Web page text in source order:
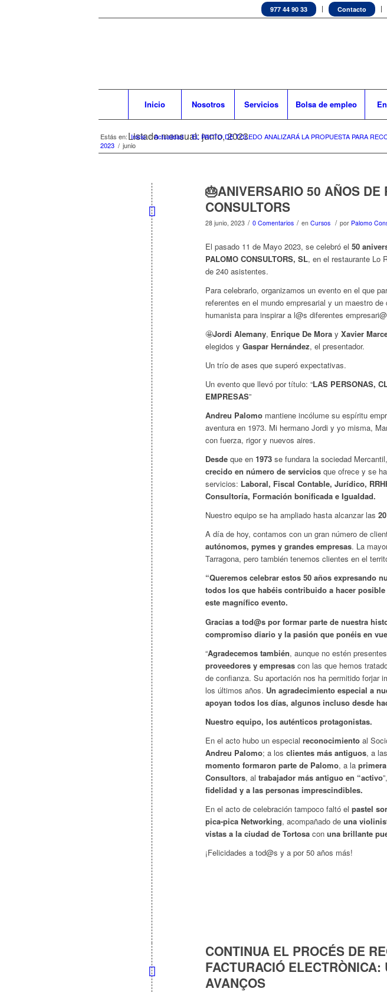
977 44 90 33 Contacto
Inicio Nosotros Servicios Bolsa de empleo
Listado mensual: junio, 2023
Estás en: Inicio / Actualidad / EL PACTO DE TOLEDO ANALIZARÁ LA PROPUESTA PARA
2023 / junio
🎂ANIVERSARIO 50 AÑOS DE
CONSULTORS
28 junio, 2023 / 0 Comentarios / en Cursos / por Palomo
El pasado 11 de Mayo 2023, se celebró el 50
PALOMO CONSULTORS, SL, en el restaurante Lo
de 240 asistentes.
Para celebrarlo, organizamos un evento en el que
referentes en el mundo empresarial y un maestro
humanista para inspirar a l@s diferentes
🤩Jordi Alemany, Enrique De Mora y Xavier
elegidos y Gaspar Hernández, el presentador.
Un trío de ases que superó expectativas.
Un evento que llevó por título: “LAS PERSONAS,
EMPRESAS”
Andreu Palomo mantiene incólume su espíritu
aventura en 1973. Mi hermano Jordi y yo misma,
con fuerza, rigor y nuevos aires.
Desde que en 1973 se fundara la sociedad Mercantil,
crecido en número de servicios que ofrece y se
servicios: Laboral, Fiscal Contable, Jurídico,
Consultoría, Formación bonificada e Igualdad.
Nuestro equipo se ha ampliado hasta alcanzar las
A día de hoy, contamos con un gran número de
autónomos, pymes y grandes empresas. La
Tarragona, pero también tenemos clientes en el
“Queremos celebrar estos 50 años expresando
todos los que habéis contribuido a hacer
este magnífico evento.
Gracias a tod@s por formar parte de nuestra
compromiso diario y la pasión que ponéis en
“Agradecemos también, aunque no estén
proveedores y empresas con las que hemos
de confianza. Su aportación nos ha permitido forjar
los últimos años. Un agradecimiento especial a
apoyan todos los días, algunos incluso desde
Nuestro equipo, los auténticos protagonistas.
En el acto hubo un especial reconocimiento al
Andreu Palomo; a los clientes más antiguos, a las
momento formaron parte de Palomo, a la
Consultors, al trabajador más antiguo en “activo
fidelidad y a las personas imprescindibles.
En el acto de celebración tampoco faltó el pastel
pica-pica Networking, acompañado de una
vistas a la ciudad de Tortosa con una brillante
¡Felicidades a tod@s y a por 50 años más!
CONTINUA EL PROCÉS DE
FACTURACIÓ ELECTRÒNICA:
AVANÇOS